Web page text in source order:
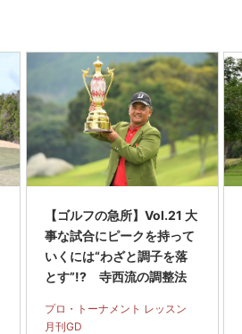
【ゴルフの急所】Vol.21 大
事な試合にピークを持って
いくには“わざと調子を落
とす”!? 寺西流の調整法
プロ・トーナメント レッスン
月刊GD